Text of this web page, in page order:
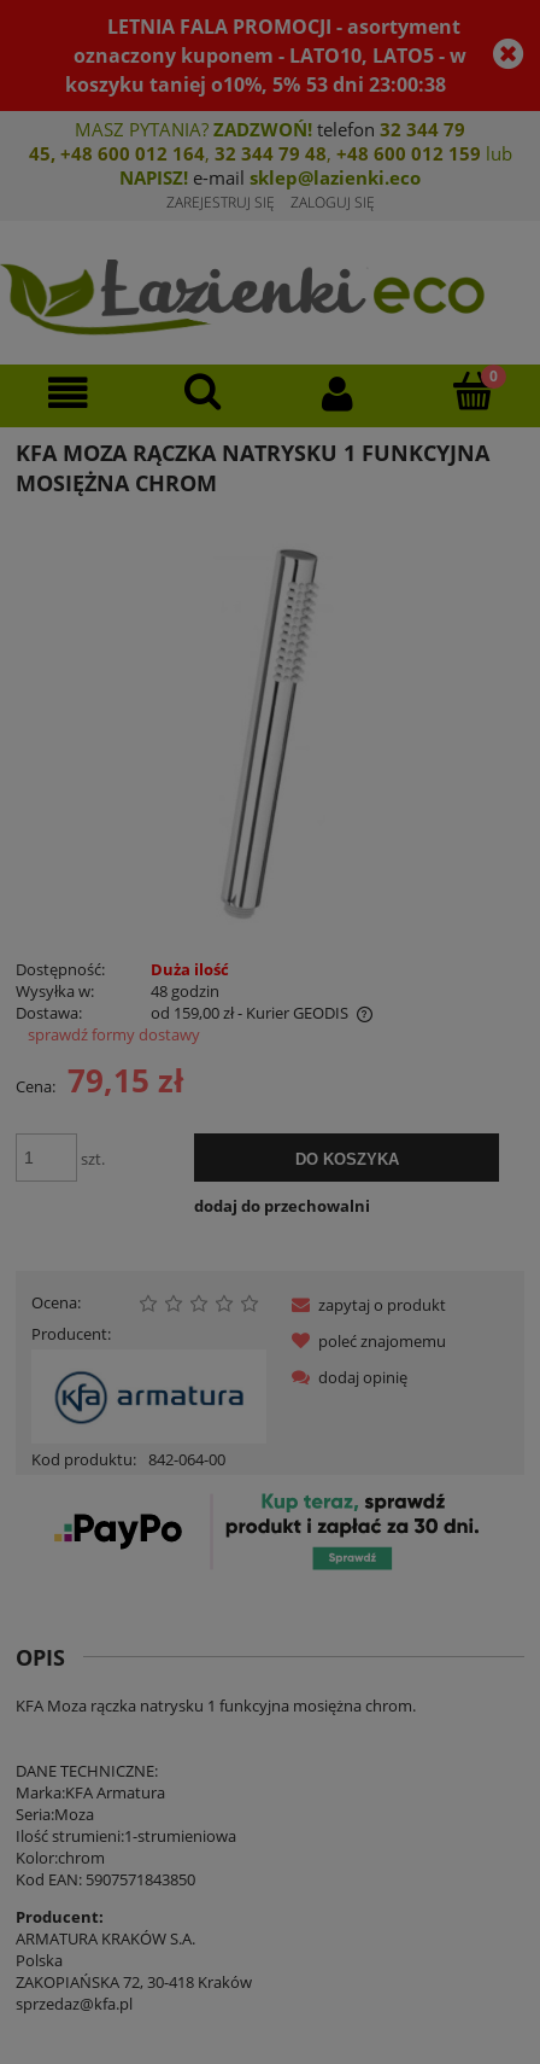
LETNIA FALA PROMOCJI - asortyment
oznaczony kuponem - LATO10, LATO5 - w
koszyku taniej o10%, 5% 53dni23:00:38
MASZ PYTANIA? ZADZWOŃ! telefon 32 344 79
45, +48 600 012 164, 32 344 79 48, +48 600 012 159 lub
NAPISZ! e-mail sklep@lazienki.eco
ZAREJESTRUJ SIĘ ZALOGUJ SIĘ
KFA MOZA RĄCZKA NATRYSKU 1 FUNKCYJNA
MOSIĘŻNA CHROM
Dostępność:
Duża ilość
Wysyłka w:
48 godzin
Dostawa:
od 159,00 zł- Kurier GEODIS
Cena nie zawiera ewentualnych kosztów płatności
sprawdź formy dostawy
Cena: 79,15 zł
szt. DO KOSZYKA
dodaj do przechowalni
Ocena:
Producent:
Kod produktu: 842-064-00
zapytaj o produkt
poleć znajomemu
dodaj opinię
OPIS
KFA Moza rączka natrysku 1 funkcyjna mosiężna chrom.
DANE TECHNICZNE:
Marka:KFA Armatura
Seria:Moza
Ilość strumieni:1-strumieniowa
Kolor:chrom
Kod EAN: 5907571843850
Producent:
ARMATURA KRAKÓW S.A.
Polska
ZAKOPIAŃSKA 72, 30-418 Kraków
sprzedaz@kfa.pl